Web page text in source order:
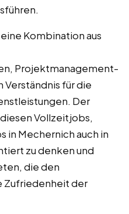
Kombination aus
Projektmanagement-
Verständnis für die
Der
Vollzeitjobs,
in Mechernich auch in
zu denken und
die den
Zufriedenheit der